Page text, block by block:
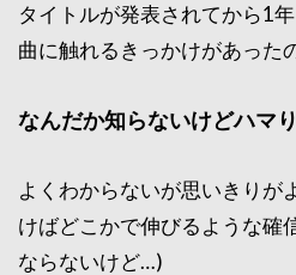
タイトルが発表されてから1
曲に触れるきっかけがあった
なんだか知らないけどハマ
よくわからないが思いきりが
けばどこかで伸びるような確
ならないけど…)